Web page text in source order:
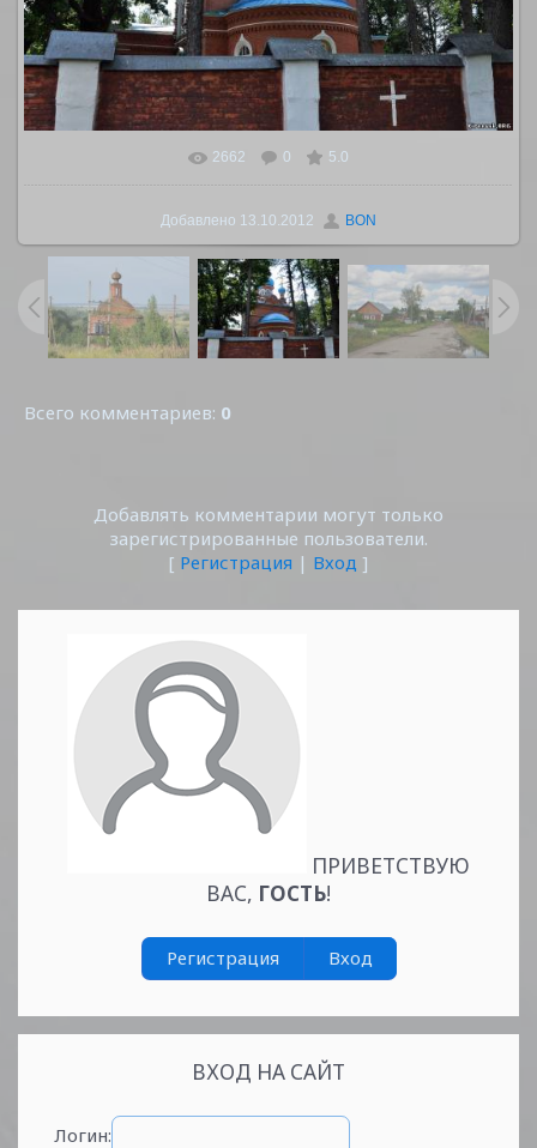
В реальном размере 1024x727
2662 0 5.0
Добавлено 13.10.2012 BON
Всего комментариев: 0
Добавлять комментарии могут только
зарегистрированные пользователи.
[ Регистрация | Вход ]
ПРИВЕТСТВУЮ
ВАС, ГОСТЬ!
Регистрация Вход
ВХОД НА САЙТ
Логин: